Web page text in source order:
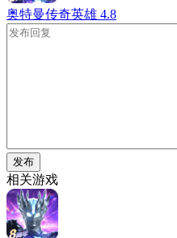
奥特曼传奇英雄 4.8
发布
相关游戏